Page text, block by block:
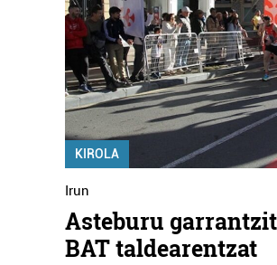
KIROLA
Irun
Asteburu
BAT taldearentzat